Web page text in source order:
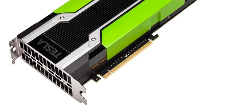
我們設計出全新的Tesla K80 雙 GPU 加速器
雙雙推向新的極限。
雙 GPU 代表擁有較前一代的雙倍效能和記憶體容量，速度方
面較目前最快的 CPU 還要高上十倍，而更強大的
技術讓所有應用程式及工作負荷發揮最優秀的表